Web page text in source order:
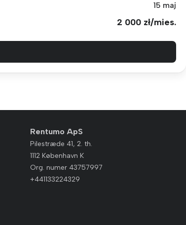
15 maj
2 000 zł/mies.
Rentumo ApS
Pilestræde 41, 2. th.
1112 København K
Org. numer 43757997
+441133224329